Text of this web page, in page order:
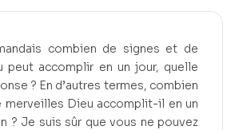
combien de signes et de
peut accomplir en un jour, quelle
? En d’autres termes, combien
merveilles Dieu accomplit-il en un
? Je suis sûr que vous ne pouvez